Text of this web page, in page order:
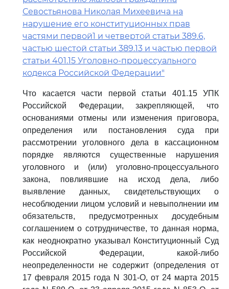
Севостьянова Николая Михеевича на
нарушение его конституционных прав
частями первой1 и четвертой статьи 389.6,
частью шестой статьи 389.13 и частью первой
статьи 401.15 Уголовно-процессуального
кодекса Российской Федерации"
Что касается части первой статьи 401.15 УПК
Российской Федерации, закрепляющей, что
основаниями отмены или изменения приговора,
определения или постановления суда при
рассмотрении уголовного дела в кассационном
порядке являются существенные нарушения
уголовного и (или) уголовно-процессуального
закона, повлиявшие на исход дела, либо
выявление данных, свидетельствующих о
несоблюдении лицом условий и невыполнении им
обязательств, предусмотренных досудебным
соглашением о сотрудничестве, то данная норма,
как неоднократно указывал Конституционный Суд
Российской Федерации, какой-либо
неопределенности не содержит (определения от
17 февраля 2015 года N 301-О, от 24 марта 2015